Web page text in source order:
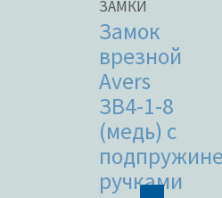
ЗАМКИ
Замок
врезной
Avers
ЗВ4-1-8
(медь) с
ручками